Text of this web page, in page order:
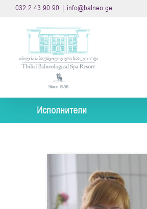
032 2 43 90 90 | info@balneo.ge
Исполнители